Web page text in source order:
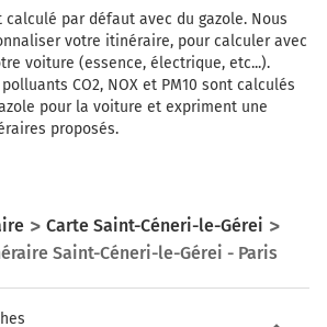
point, prendre la 3ème sortie sur D907
de la Reine) et continuer sur 260 mètres
et continuer sur 600 mètres
calculé par défaut avec du gazole. Nous
votre itinéraire, pour calculer avec
voiture (essence, électrique, etc...).
CO2, NOX et PM10 sont calculés
pour la voiture et expriment une
proposés.
Carte Saint-Céneri-le-Gérei
Saint-Céneri-le-Gérei - Paris